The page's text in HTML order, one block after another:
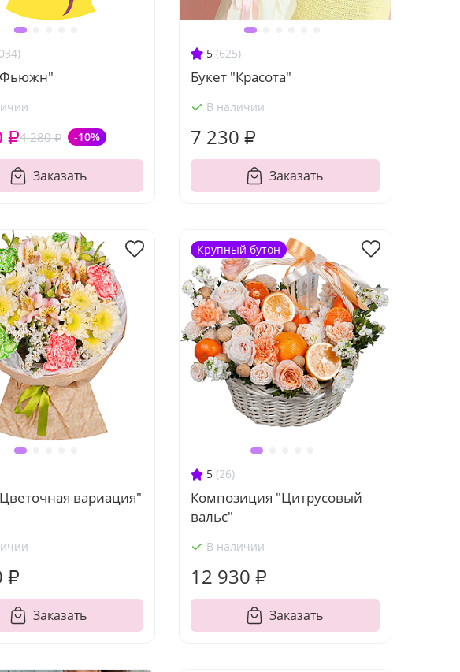
4 280 ₽ -10%
₽
Заказать
5 (625)
Букет "Красота"
В наличии
7 230 ₽
Заказать
вариация"
₽
Заказать
5 (26)
Композиция "Цитрусовый
вальс"
В наличии
12 930 ₽
Заказать
Крупный бутон